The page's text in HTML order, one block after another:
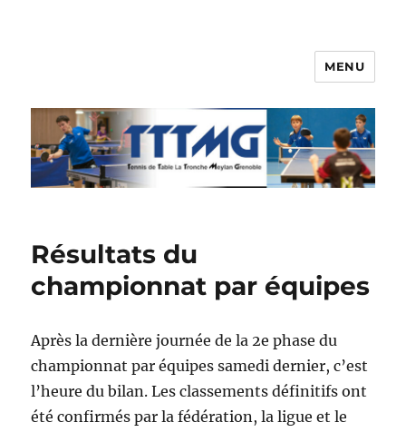
MENU
Résultats du
championnat par équipes
Après la dernière journée de la 2e phase du
championnat par équipes samedi dernier, c’est
l’heure du bilan. Les classements définitifs ont
été confirmés par la fédération, la ligue et le